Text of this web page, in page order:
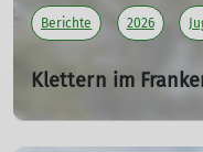
Berichte 2026
Klettern im
JDAV 07